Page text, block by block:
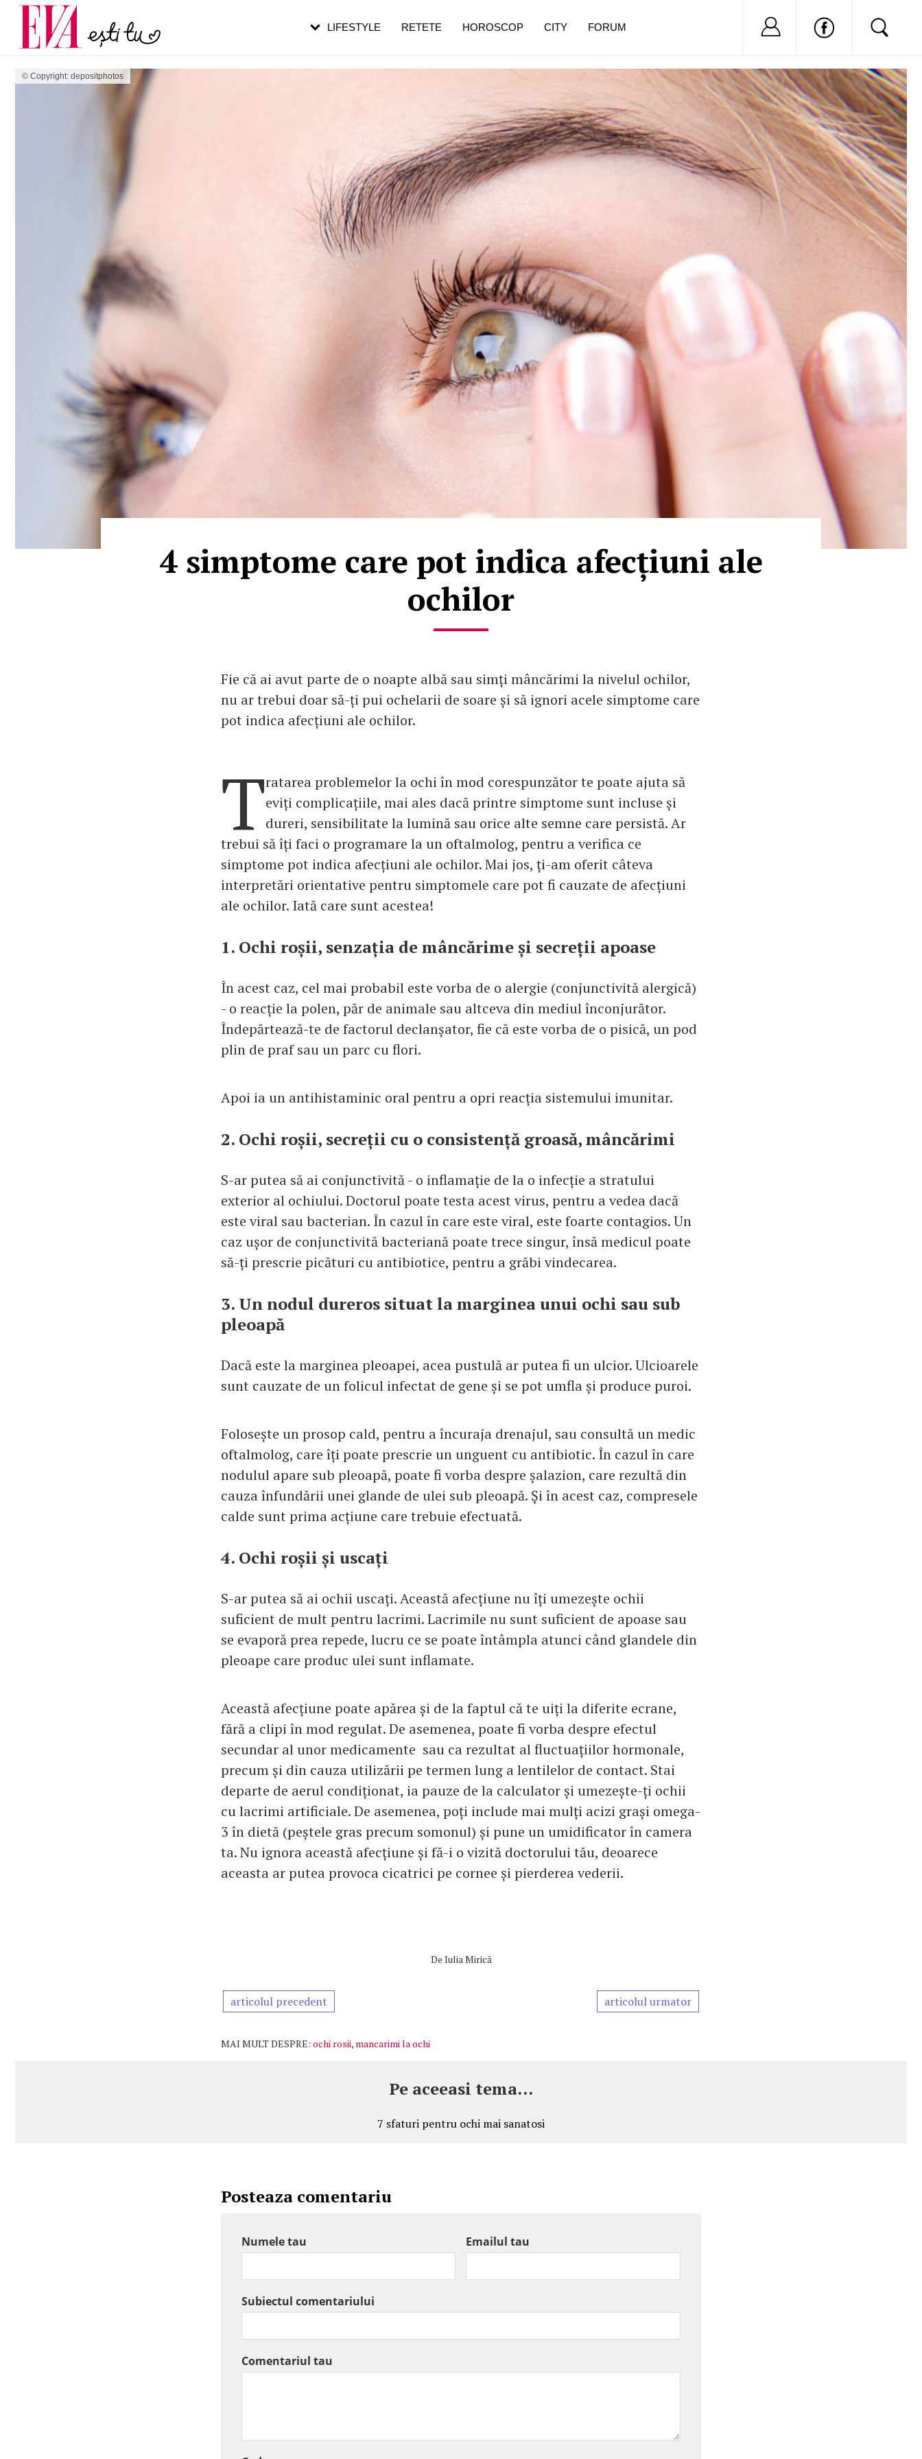
© Copyright: depositphotos
4 simptome care pot indica afecțiuni ale
ochilor
Fie că ai avut parte de o noapte albă sau simți mâncărimi la nivelul ochilor,
nu ar trebui doar să-ți pui ochelarii de soare și să ignori acele simptome care
pot indica afecțiuni ale ochilor.
Tratarea problemelor la ochi în mod corespunzător te poate ajuta să
eviți complicațiile, mai ales dacă printre simptome sunt incluse și
dureri, sensibilitate la lumină sau orice alte semne care persistă. Ar
trebui să îți faci o programare la un oftalmolog, pentru a verifica ce
simptome pot indica afecțiuni ale ochilor. Mai jos, ți-am oferit câteva
interpretări orientative pentru simptomele care pot fi cauzate de afecțiuni
ale ochilor. Iată care sunt acestea!
1. Ochi roșii, senzația de mâncărime și secreții apoase
În acest caz, cel mai probabil este vorba de o alergie (conjunctivită alergică)
- o reacție la polen, păr de animale sau altceva din mediul înconjurător.
Îndepărtează-te de factorul declanșator, fie că este vorba de o pisică, un pod
plin de praf sau un parc cu flori.
Apoi ia un antihistaminic oral pentru a opri reacția sistemului imunitar.
2. Ochi roșii, secreții cu o consistență groasă, mâncărimi
S-ar putea să ai conjunctivită - o inflamație de la o infecție a stratului
exterior al ochiului. Doctorul poate testa acest virus, pentru a vedea dacă
este viral sau bacterian. În cazul în care este viral, este foarte contagios. Un
caz ușor de conjunctivită bacteriană poate trece singur, însă medicul poate
să-ți prescrie picături cu antibiotice, pentru a grăbi vindecarea.
3. Un nodul dureros situat la marginea unui ochi sau sub
pleoapă
Dacă este la marginea pleoapei, acea pustulă ar putea fi un ulcior. Ulcioarele
sunt cauzate de un folicul infectat de gene și se pot umfla și produce puroi.
Folosește un prosop cald, pentru a încuraja drenajul, sau consultă un medic
oftalmolog, care îți poate prescrie un unguent cu antibiotic. În cazul în care
nodulul apare sub pleoapă, poate fi vorba despre șalazion, care rezultă din
cauza înfundării unei glande de ulei sub pleoapă. Și în acest caz, compresele
calde sunt prima acțiune care trebuie efectuată.
4. Ochi roșii și uscați
S-ar putea să ai ochii uscați. Această afecțiune nu îți umezește ochii
suficient de mult pentru lacrimi. Lacrimile nu sunt suficient de apoase sau
se evaporă prea repede, lucru ce se poate întâmpla atunci când glandele din
pleoape care produc ulei sunt inflamate.
Această afecțiune poate apărea și de la faptul că te uiți la diferite ecrane,
fără a clipi în mod regulat. De asemenea, poate fi vorba despre efectul
secundar al unor medicamente sau ca rezultat al fluctuațiilor hormonale,
precum și din cauza utilizării pe termen lung a lentilelor de contact. Stai
departe de aerul condiționat, ia pauze de la calculator și umezește-ți ochii
cu lacrimi artificiale. De asemenea, poți include mai mulți acizi grași omega-
3 în dietă (peștele gras precum somonul) și pune un umidificator în camera
ta. Nu ignora această afecțiune și fă-i o vizită doctorului tău, deoarece
aceasta ar putea provoca cicatrici pe cornee și pierderea vederii.
De Iulia Mirică
articolul precedent articolul urmator
MAI MULT DESPRE: ochi rosii, mancarimi la ochi
Pe aceeasi tema...
7 sfaturi pentru ochi mai sanatosi
Posteaza comentariu
Numele tau Emailul tau
Subiectul comentariului
Comentariul tau
LIFESTYLE RETETE HOROSCOP CITY FORUM Nu ai cont?
Carieră
Actualitate
pe măsură ce înaintezi în vârstă
de dureroasă este investigația